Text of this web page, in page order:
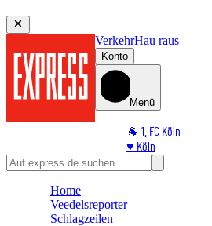
VerkehrHau raus
Konto
Menü
🐐 1. FC Köln
♥️ Köln
⭐ Promi
🛒 Shoppingwelt
Home
Veedelsreporter
Schlagzeilen